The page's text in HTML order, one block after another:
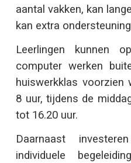
aantal vakken, kan
kan extra
Leerlingen kunnen
computer werken
huiswerkklas voorzien
8 uur, tijdens de
tot 16.20 uur.
Daarnaast
individuele